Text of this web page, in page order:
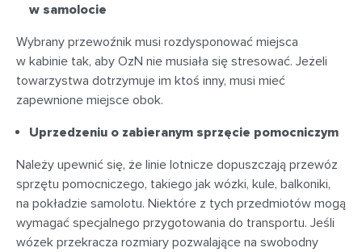
w samolocie
Wybrany przewoźnik musi rozdysponować miejsca
w kabinie tak, aby OzN nie musiała się stresować. Jeżeli
towarzystwa dotrzymuje im ktoś inny, musi mieć
zapewnione miejsce obok.
Uprzedzeniu o zabieranym sprzęcie pomocniczym
Należy upewnić się, że linie lotnicze dopuszczają przewóz
sprzętu pomocniczego, takiego jak wózki, kule, balkoniki,
na pokładzie samolotu. Niektóre z tych przedmiotów mogą
wymagać specjalnego przygotowania do transportu. Jeśli
wózek przekracza rozmiary pozwalające na swobodny